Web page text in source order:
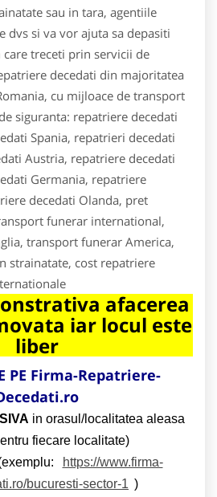
sau in tara, agentiile
dvs si va vor ajuta sa depasiti
treceti prin servicii de
decedati din majoritatea
cu mijloace de transport
siguranta: repatriere decedati
Spania, repatrieri decedati
Austria, repatriere decedati
Germania, repatriere
decedati Olanda, pret
funerar international,
transport funerar America,
strainatate, cost repatriere
afacerea
iar locul este
liber
PE Firma-Repatriere-
in orasul/localitatea aleasa
fiecare localitate)
https://www.firma-
bucuresti-sector-1 )